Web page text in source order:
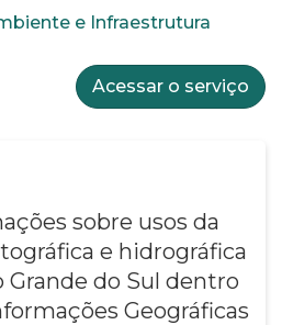
e Infraestrutura
Acessar o serviço
sobre usos da
e hidrográfica
Grande do Sul dentro
Geográficas